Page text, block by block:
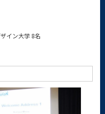
イン大学 8名